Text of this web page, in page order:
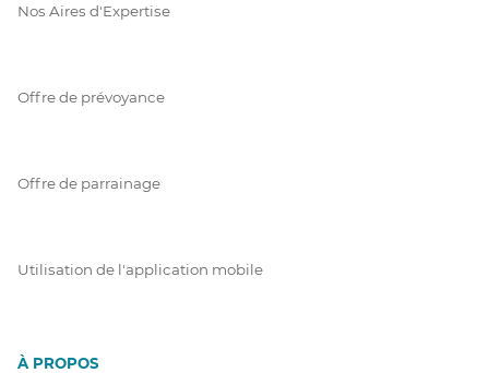
Nos Aires d'Expertise
Offre de prévoyance
Offre de parrainage
Utilisation de l'application mobile
À PROPOS